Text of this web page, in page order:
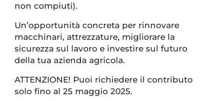
non compiuti).
Un’opportunità concreta per rinnovare
macchinari, attrezzature, migliorare la
sicurezza sul lavoro e investire sul futuro
della tua azienda agricola.
ATTENZIONE! Puoi richiedere il contributo
solo fino al 25 maggio 2025.